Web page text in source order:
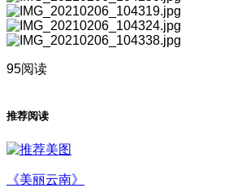
95阅读
推荐阅读
《美丽云南》